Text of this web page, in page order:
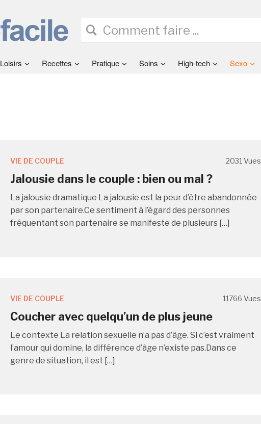
Loisirs Recettes Pratique Soins High-tech Sexo
VIE DE COUPLE 2031 Vues
Jalousie dans le couple : bien ou mal ?
La jalousie dramatique La jalousie est la peur d’être abandonnée
par son partenaire.Ce sentiment à l’égard des personnes
fréquentant son partenaire se manifeste de plusieurs […]
VIE DE COUPLE 11766 Vues
Coucher avec quelqu’un de plus jeune
Le contexte La relation sexuelle n’a pas d’âge. Si c’est vraiment
l’amour qui domine, la différence d’âge n’existe pas.Dans ce
genre de situation, il est […]